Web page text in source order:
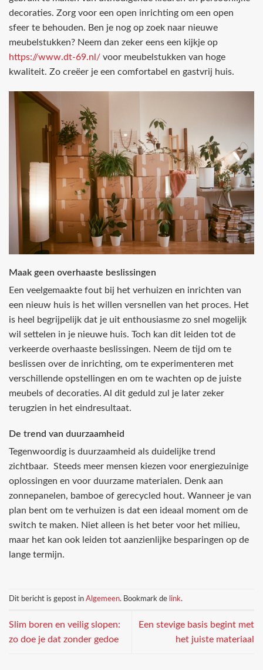
decoraties. Zorg voor een open inrichting om een open
sfeer te behouden. Ben je nog op zoek naar nieuwe
meubelstukken? Neem dan zeker eens een kijkje op
https://www.dt-69.nl/ voor meubelstukken van hoge
kwaliteit. Zo creëer je een comfortabel en gastvrij huis.
Maak geen overhaaste beslissingen
Een veelgemaakte fout bij het verhuizen en inrichten van
een nieuw huis is het willen versnellen van het proces. Het
is heel begrijpelijk dat je uit enthousiasme zo snel mogelijk
wil settelen in je nieuwe huis. Toch kan dit leiden tot de
verkeerde overhaaste beslissingen. Neem de tijd om te
beslissen over de inrichting, om te experimenteren met
verschillende opstellingen en om te wachten op de juiste
meubels of decoraties. Al dit geduld zul je later zeker
terugzien in het eindresultaat.
De trend van duurzaamheid
Tegenwoordig is duurzaamheid als duidelijke trend
zichtbaar. Steeds meer mensen kiezen voor energiezuinige
oplossingen en voor duurzame materialen. Denk aan
zonnepanelen, bamboe of gerecycled hout. Wanneer je van
plan bent om te verhuizen is dat een ideaal moment om de
switch te maken. Niet alleen is het beter voor het milieu,
maar het kan ook leiden tot aanzienlijke besparingen op de
lange termijn.
Dit bericht is gepost in Algemeen. Bookmark de link.
Slim boren en veilig slopen:
zo doe je dat zonder gedoe
Een stevige basis begint met
het juiste materiaal